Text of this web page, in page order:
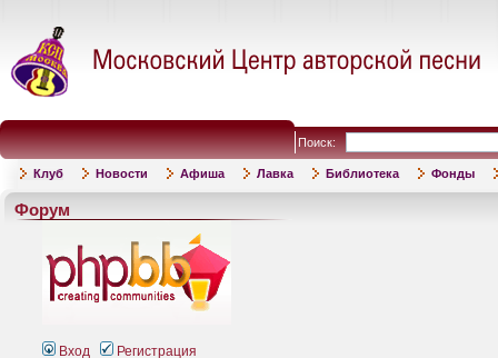
Поиск:
Клуб Новости Афиша Лавка Библиотека Фонды
Форум
Вход Регистрация